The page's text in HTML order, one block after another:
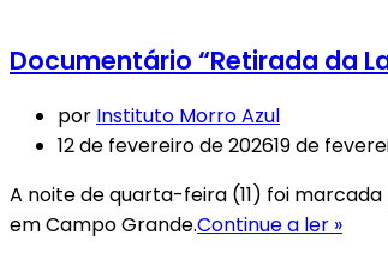
Documentário “Retirada da
por Instituto Morro Azul
12 de fevereiro de 202619 de
A noite de quarta-feira (11) foi
em Campo Grande.Continue a ler »